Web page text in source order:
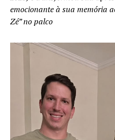
emocionante à sua memória
Zé” no palco